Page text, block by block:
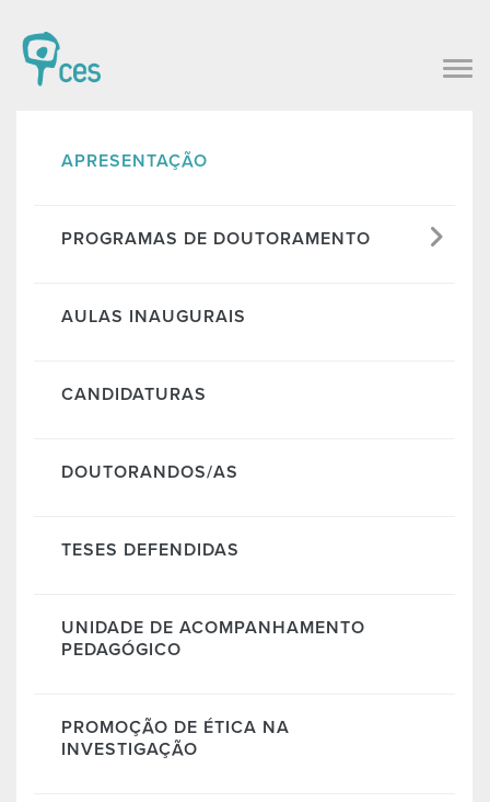
APRESENTAÇÃO
PROGRAMAS DE DOUTORAMENTO
AULAS INAUGURAIS
CANDIDATURAS
DOUTORANDOS/AS
TESES DEFENDIDAS
UNIDADE DE ACOMPANHAMENTO
PEDAGÓGICO
PROMOÇÃO DE ÉTICA NA
INVESTIGAÇÃO